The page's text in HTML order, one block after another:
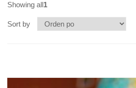
Showing all1
Sort by